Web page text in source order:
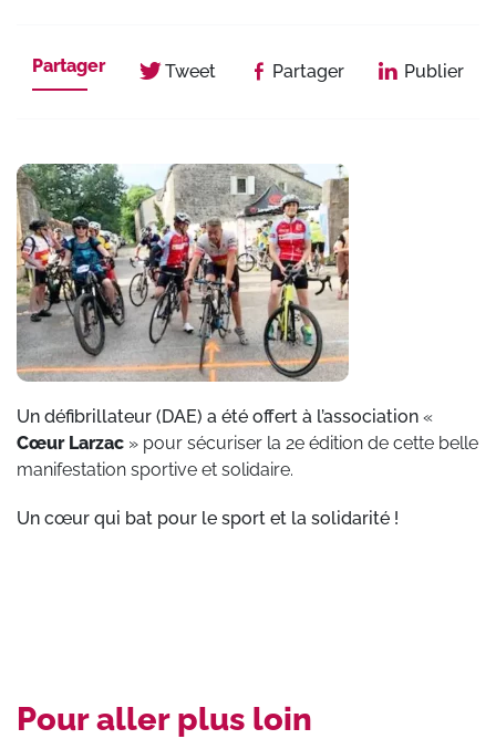
Partager Tweet Partager Publier
Un défibrillateur (DAE) a été offert à l’association «
Cœur Larzac » pour sécuriser la 2e édition de cette belle
manifestation sportive et solidaire.
Un cœur qui bat pour le sport et la solidarité !
Pour aller plus loin